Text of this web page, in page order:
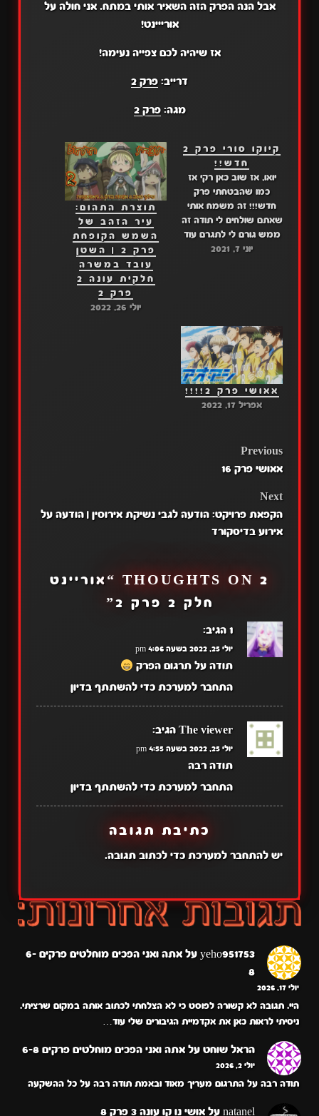
אבל הנה הפרק הזה השאיר אותי במתח. אני חולה על
אורייינט!
אז שיהיה לכם צפייה נעימה!
דרייב: פרק 2
מגה:פרק 2
קיוקו סורי פרק 2
חדש!!
יואו, אז שוב כאן רקי אז
כמו שהבטחתי פרק
חדש!!! זה משמח אותי
שאתם שולחים לי תודה זה
ממש גורם לי לתגרם עוד
סדרות... אז בכל זאת מחר
יוני 7, 2021
תוצרת התהום:
עיר הזהב של
השמש הקופחת
פרק 2 | השטן
עובד במשרה
חלקית עונה 2
פרק 2
יולי 26, 2022
אאושי פרק 2!!!!
אפריל 17, 2022
POST
Previous
אאושי פרק 16
Next
הקפאת פרויקט: הודעה לגבי נשיקת אירוסין | הודעה על
אירוע בדיסקורד
2 THOUGHTS ON “
אוריינט
חלק 2 פרק 2
”
1 הגיב:
יולי 25, 2022 בשעה 4:06 pm
תודה על תרגום הפרק
התחבר למערכת כדי להשתתף בדיון
The viewer הגיב:
יולי 25, 2022 בשעה 4:55 pm
תודה רבה
התחבר למערכת כדי להשתתף בדיון
כתיבת תגובה
יש להתחבר למערכתכדי לכתוב תגובה.
yeho951753 על
אתה ואני הפכים מוחלטים פרקים 6-
8
יולי 17, 2026
היי. תגובה לא קשורה לפוסט כי לא הצלחתי לכתוב אותה במקום שרציתי.
ניסיתי לראות כאן את אקדמיית הגיבורים שלי עוד…
הראל שוחט על אתה ואני הפכים מוחלטים פרקים 6-8
יולי 2, 2026
תודה רבה על התרגום מעריך מאוד ובאמת תודה רבה על כל ההשקעה
natanel על אושי נו קו עונה 3 פרק 8